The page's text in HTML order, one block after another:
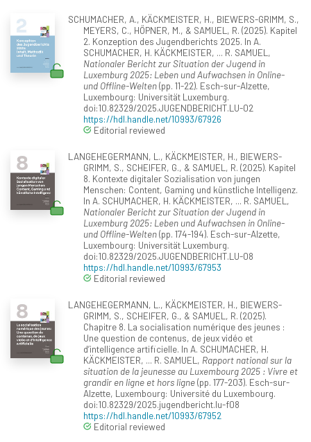
SCHUMACHER, A., KÄCKMEISTER, H., BIEWERS-GRIMM, S.,
MEYERS, C., HÖPNER, M., & SAMUEL, R. (2025). Kapitel
2. Konzeption des Jugendberichts 2025. In A.
SCHUMACHER, H. KÄCKMEISTER, ... R. SAMUEL,
Nationaler Bericht zur Situation der Jugend in
Luxemburg 2025: Leben und Aufwachsen in Online-
und Offline-Welten(pp. 11-22). Esch-sur-Alzette,
Luxembourg: Universität Luxemburg.
doi:10.82329/2025.JUGENDBERICHT.LU-02
https://hdl.handle.net/10993/67926
Editorial reviewed
LANGEHEGERMANN, L., KÄCKMEISTER, H., BIEWERS-
GRIMM, S., SCHEIFER, G., & SAMUEL, R. (2025). Kapitel
8. Kontexte digitaler Sozialisation von jungen
Menschen: Content, Gaming und künstliche Intelligenz.
In A. SCHUMACHER, H. KÄCKMEISTER, ... R. SAMUEL,
Nationaler Bericht zur Situation der Jugend in
Luxemburg 2025: Leben und Aufwachsen in Online-
und Offline-Welten(pp. 174-194). Esch-sur-Alzette,
Luxembourg: Universität Luxemburg.
doi:10.82329/2025.JUGENDBERICHT.LU-08
https://hdl.handle.net/10993/67953
Editorial reviewed
LANGEHEGERMANN, L., KÄCKMEISTER, H., BIEWERS-
GRIMM, S., SCHEIFER, G., & SAMUEL, R. (2025).
Chapitre 8. La socialisation numérique des jeunes :
Une question de contenus, de jeux vidéo et
d’intelligence artificielle. In A. SCHUMACHER, H.
KÄCKMEISTER, ... R. SAMUEL, Rapport national sur la
situation de la jeunesse au Luxembourg 2025 : Vivre et
grandir en ligne et hors ligne(pp. 177-203). Esch-sur-
Alzette, Luxembourg: Université du Luxembourg.
doi:10.82329/2025.jugendbericht.lu-f08
https://hdl.handle.net/10993/67952
Editorial reviewed